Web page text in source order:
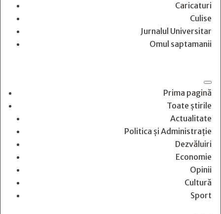
Caricaturi
Culise
Jurnalul Universitar
Omul saptamanii
Prima pagină
Toate știrile
Actualitate
Politica și Administrație
Dezvăluiri
Economie
Opinii
Cultură
Sport